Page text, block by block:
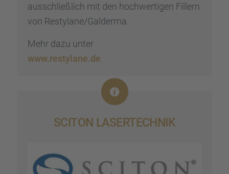
ausschließ­lich mit den hochwer­ti­gen Fillern
von Restylane/Galderma.
Mehr dazu unter
www.restylane.de
SCITON LASER­TECH­NIK